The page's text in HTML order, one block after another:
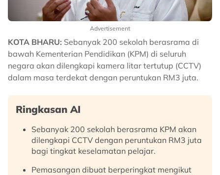
Advertisement
KOTA BHARU: Sebanyak 200 sekolah berasrama di
bawah Kementerian Pendidikan (KPM) di seluruh
negara akan dilengkapi kamera litar tertutup (CCTV)
dalam masa terdekat dengan peruntukan RM3 juta.
Ringkasan AI
Sebanyak 200 sekolah berasrama KPM akan
dilengkapi CCTV dengan peruntukan RM3 juta
bagi tingkat keselamatan pelajar.
Pemasangan dibuat berperingkat mengikut